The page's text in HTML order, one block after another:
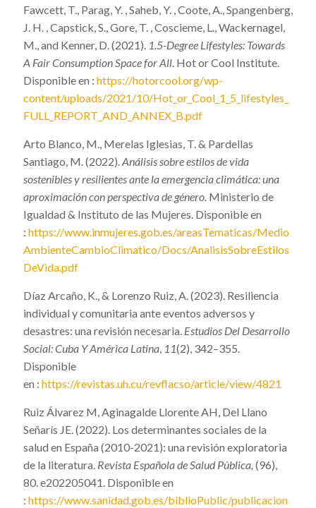
Fawcett, T., Parag, Y. , Saheb, Y. , Coote, A., Spangenberg,
J. H. , Capstick, S., Gore, T. , Coscieme, L., Wackernagel,
M., and Kenner, D. (2021). 1.5-Degree Lifestyles: Towards
A Fair Consumption Space for All. Hot or Cool Institute.
Disponible en : https://hotorcool.org/wp-
content/uploads/2021/10/Hot_or_Cool_1_5_lifestyles_
FULL_REPORT_AND_ANNEX_B.pdf
Arto Blanco, M., Merelas Iglesias, T. & Pardellas
Santiago, M. (2022).Análisis sobre estilos de vida
sostenibles y resilientes ante la emergencia climática: una
aproximación con perspectiva de género. Ministerio de
Igualdad & Instituto de las Mujeres. Disponible en
: https://www.inmujeres.gob.es/areasTematicas/Medio
AmbienteCambioClimatico/Docs/AnalisisSobreEstilos
DeVida.pdf
Díaz Arcaño, K., & Lorenzo Ruiz, A. (2023). Resiliencia
individual y comunitaria ante eventos adversos y
desastres: una revisión necesaria. Estudios Del Desarrollo
Social: Cuba Y América Latina, 11(2), 342–355.
Disponible
en : https://revistas.uh.cu/revflacso/article/view/4821
Ruiz Álvarez M, Aginagalde Llorente AH, Del Llano
Señarís JE. (2022). Los determinantes sociales de la
salud en España (2010-2021): una revisión exploratoria
de la literatura. Revista Española de Salud Pública, (96),
80. e202205041. Disponible en
: https://www.sanidad.gob.es/biblioPublic/publicacion